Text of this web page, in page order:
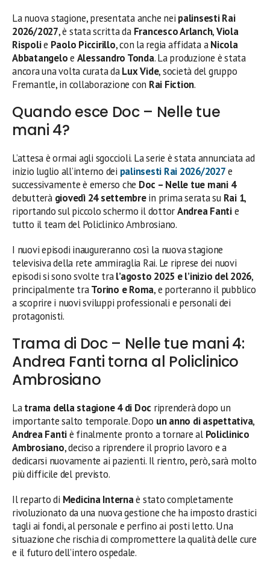
La nuova stagione, presentata anche nei palinsesti Rai
2026/2027, è stata scritta da Francesco Arlanch,Viola
Rispolie Paolo Piccirillo, con la regia affidata aNicola
Abbatangeloe Alessandro Tonda. La produzione è stata
ancora una volta curata daLux Vide, società del gruppo
Fremantle, in collaborazione con Rai Fiction.
Quando esce Doc – Nelle tue
mani 4?
L’attesa è ormai agli sgoccioli. La serie è stata annunciata ad
inizio luglio all’interno dei palinsesti Rai 2026/2027e
successivamente è emerso che Doc – Nelle tue mani 4
debutterà giovedì 24 settembrein prima serata su Rai 1,
riportando sul piccolo schermo il dottorAndrea Fantie
tutto il team del Policlinico Ambrosiano.
I nuovi episodi inaugureranno così la nuova stagione
televisiva della rete ammiraglia Rai. Le riprese dei nuovi
episodi si sono svolte tral’agosto 2025 e l’inizio del 2026,
principalmente traTorino e Roma, e porteranno il pubblico
a scoprire i nuovi sviluppi professionali e personali dei
protagonisti.
Trama di Doc – Nelle tue mani 4:
Andrea Fanti torna al Policlinico
Ambrosiano
Latrama della stagione 4 di Doc riprenderà dopo un
importante salto temporale. Dopo un anno di aspettativa,
Andrea Fantiè finalmente pronto a tornare al Policlinico
Ambrosiano, deciso a riprendere il proprio lavoro e a
dedicarsi nuovamente ai pazienti. Il rientro, però, sarà molto
più difficile del previsto.
Il reparto di Medicina Internaè stato completamente
rivoluzionato da una nuova gestione che ha imposto drastici
tagli ai fondi, al personale e perfino ai posti letto. Una
situazione che rischia di compromettere la qualità delle cure
e il futuro dell’intero ospedale.